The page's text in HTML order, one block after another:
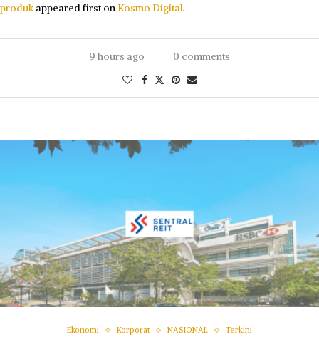
produkappeared first on Kosmo Digital.
9 hours ago 0 comments
Ekonomi Korporat NASIONAL Terkini